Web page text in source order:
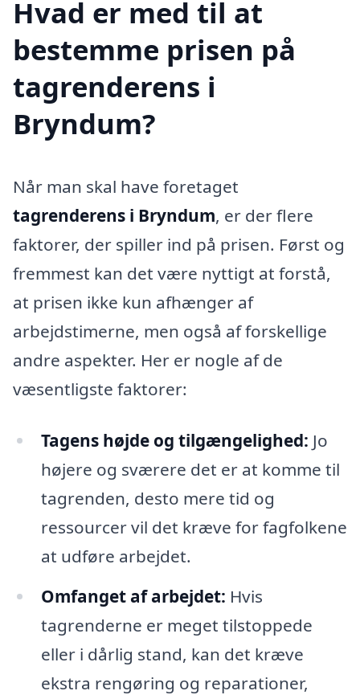
Hvad er med til at
bestemme prisen på
tagrenderens i
Bryndum?
Når man skal have foretaget
tagrenderens i Bryndum, er der flere
faktorer, der spiller ind på prisen. Først og
fremmest kan det være nyttigt at forstå,
at prisen ikke kun afhænger af
arbejdstimerne, men også af forskellige
andre aspekter. Her er nogle af de
væsentligste faktorer:
Tagens højde og tilgængelighed: Jo
højere og sværere det er at komme til
tagrenden, desto mere tid og
ressourcer vil det kræve for fagfolkene
at udføre arbejdet.
Omfanget af arbejdet: Hvis
tagrenderne er meget tilstoppede
eller i dårlig stand, kan det kræve
ekstra rengøring og reparationer,